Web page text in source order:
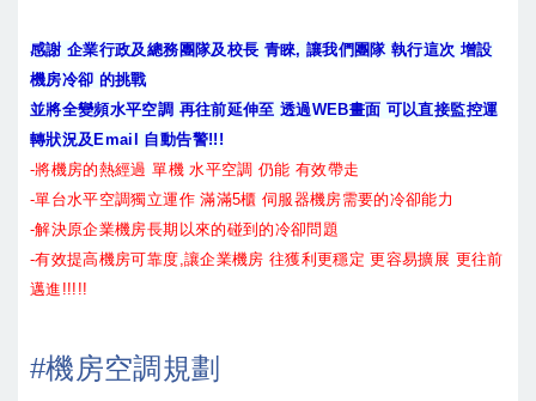
感謝 企業行政及總務團隊及校長 青睞, 讓我們團隊 執行這次 增設
機房冷卻 的挑戰
並將全變頻水平空調 再往前延伸至 透過WEB畫面 可以直接監控運
轉狀況及Email 自動告警!!!
-將機房的熱經過 單機 水平空調 仍能 有效帶走
-單台水平空調獨立運作 滿滿5櫃 伺服器機房需要的冷卻能力
-解決原企業機房長期以來的碰到的冷卻問題
-有效提高機房可靠度,讓企業機房 往獲利更穩定 更容易擴展 更往前
邁進!!!!!
#機房空調規劃